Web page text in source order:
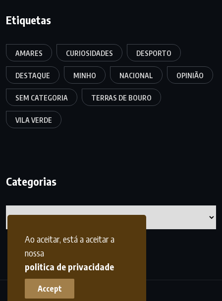
Ao aceitar, está a aceitar a
nossa
politica de privacidade
Accept
Etiquetas
AMARES CURIOSIDADES DESPORTO
DESTAQUE MINHO NACIONAL OPINIÃO
SEM CATEGORIA TERRAS DE BOURO
VILA VERDE
Categorias